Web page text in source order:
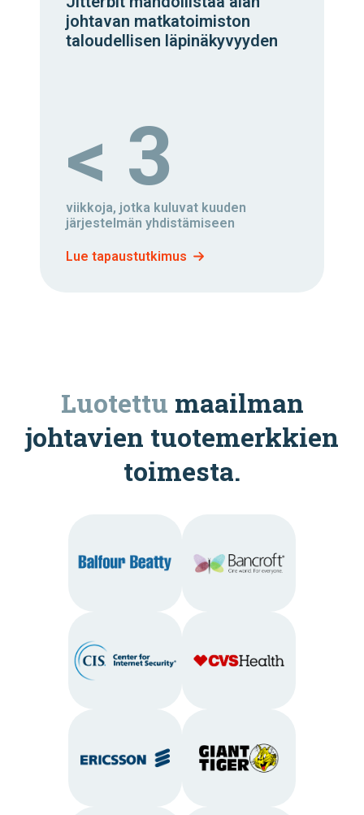
johtavan matkatoimiston
taloudellisen läpinäkyvyyden
< 3
viikkoja, jotka kuluvat kuuden
järjestelmän yhdistämiseen
Lue tapaustutkimus
Luotettu maailman
johtavien tuotemerkkien
toimesta.